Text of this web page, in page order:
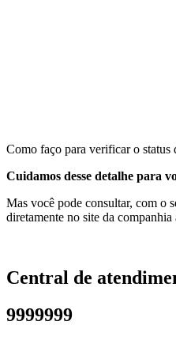
Como faço para verificar o status
Cuidamos desse detalhe para
Mas você pode consultar, com o
diretamente no site da companhia
Central de
9999999